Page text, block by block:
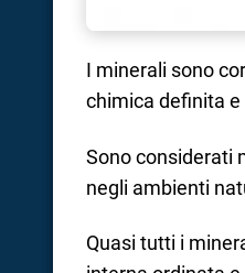
I minerali sono
chimica definita
Sono considerati
negli ambienti
Quasi tutti i